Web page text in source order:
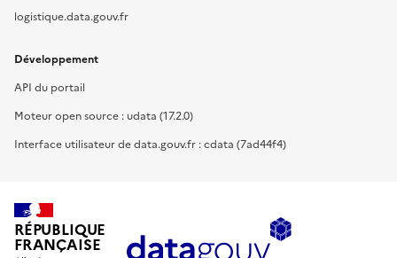
logistique.data.gouv.fr
Développement
API du portail
Moteur open source : udata (17.2.0)
Interface utilisateur de data.gouv.fr : cdata (7ad44f4)
RÉPUBLIQUE
FRANÇAISE